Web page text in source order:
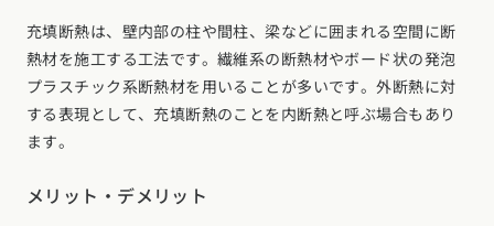
充填断熱は、壁内部の柱や間柱、梁などに囲まれる空間に断
熱材を施工する工法です。繊維系の断熱材やボード状の発泡
プラスチック系断熱材を用いることが多いです。外断熱に対
する表現として、充填断熱のことを内断熱と呼ぶ場合もあり
ます。
メリット・デメリット